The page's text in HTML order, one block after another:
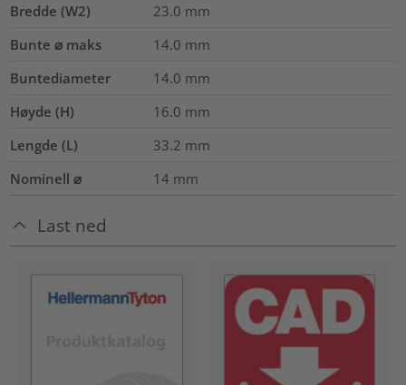
Bredde (W2)
23.0 mm
Bunte ⌀ maks
14.0 mm
Buntediameter
14.0 mm
Høyde (H)
16.0 mm
Lengde (L)
33.2 mm
Nominell ⌀
14 mm
Last ned